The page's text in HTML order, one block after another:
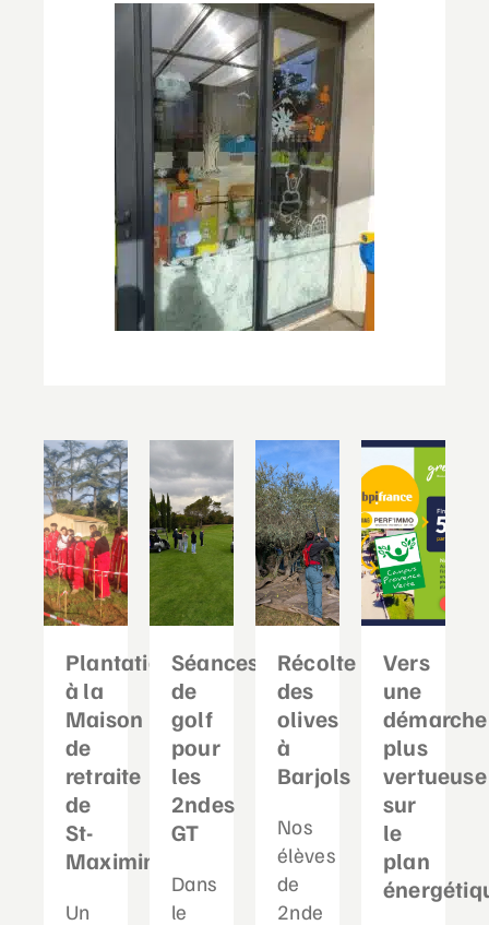
Plantation
à la
Maison
de
retraite
de
St-
Maximin
Un
Séances
de
golf
pour
les
2ndes
GT
Dans
le
Récolte
des
olives
à
Barjols
Nos
élèves
de
2nde
Vers
une
démarche
plus
vertueuse
sur
le
plan